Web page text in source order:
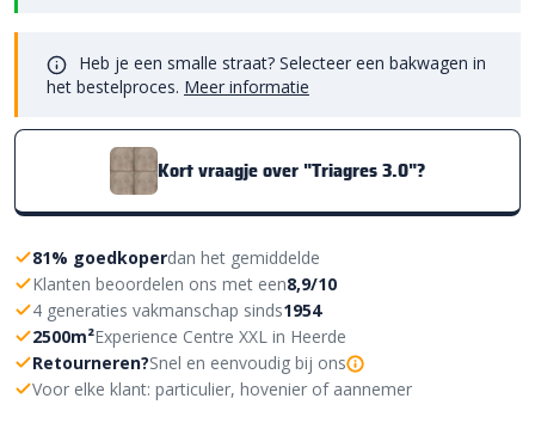
Heb je een smalle straat? Selecteer een bakwagen in
het bestelproces. Meer informatie
Kort vraagje over "Triagres 3.0"?
81% goedkoperdan het gemiddelde
Klanten beoordelen ons met een8,9/10
4 generaties vakmanschap sinds1954
2500m²Experience Centre XXL in Heerde
Retourneren?Snel en eenvoudig bij ons
Voor elke klant: particulier, hovenier of aannemer